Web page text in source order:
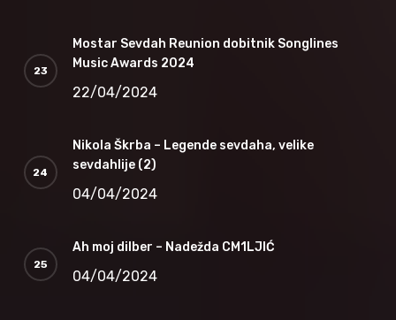
Mostar Sevdah Reunion dobitnik Songlines
Music Awards 2024
22/04/2024
Nikola Škrba – Legende sevdaha, velike
sevdahlije (2)
04/04/2024
Ah moj dilber – Nadežda CM1LJIĆ
04/04/2024